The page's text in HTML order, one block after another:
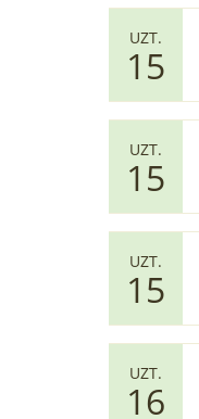
UZT.
15
UZT.
15
UZT.
15
UZT.
16